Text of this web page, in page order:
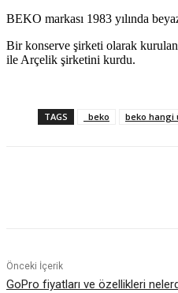
BEKO markası 1983 yılında
Bir konserve şirketi olarak kurulan
ile Arçelik şirketini kurdu.
TAGS beko beko hangi
Önceki İçerik
GoPro fiyatları ve özellikleri